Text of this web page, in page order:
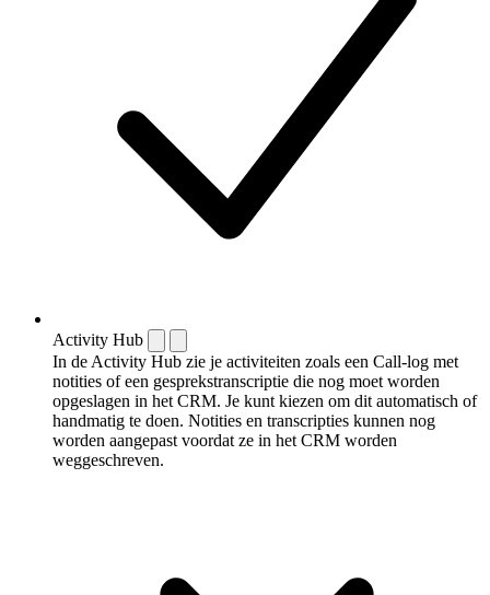
Activity Hub
In de Activity Hub zie je activiteiten zoals een Call-log met
notities of een gespreks­transcriptie die nog moet worden
opgeslagen in het CRM. Je kunt kiezen om dit automatisch of
handmatig te doen. Notities en transcripties kunnen nog
worden aangepast voordat ze in het CRM worden
weggeschreven.